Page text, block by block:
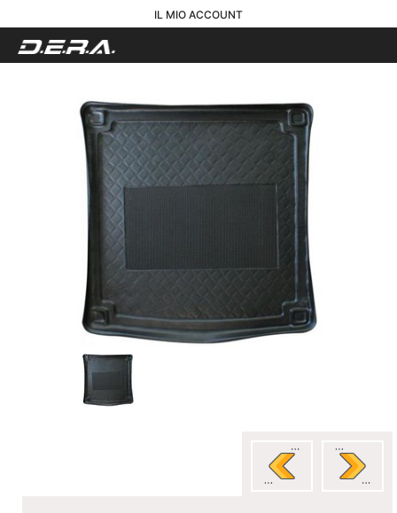
IL MIO ACCOUNT